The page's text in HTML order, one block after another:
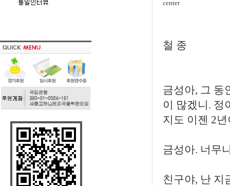
center
철 종
금성아, 그 동
이 많겠니. 정
지도 이젠 2
금성아. 너무
친구야, 난 지